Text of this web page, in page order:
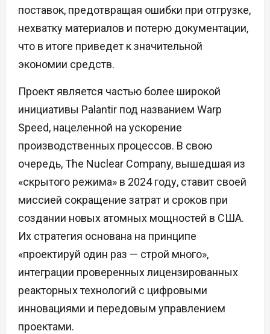
поставок, предотвращая ошибки при отгрузке,
нехватку материалов и потерю документации,
что в итоге приведет к значительной
экономии средств.
Проект является частью более широкой
инициативы Palantir под названием Warp
Speed, нацеленной на ускорение
производственных процессов. В свою
очередь, The Nuclear Company, вышедшая из
«скрытого режима» в 2024 году, ставит своей
миссией сокращение затрат и сроков при
создании новых атомных мощностей в США.
Их стратегия основана на принципе
«проектируй один раз — строй много»,
интеграции проверенных лицензированных
реакторных технологий с цифровыми
инновациями и передовым управлением
проектами.